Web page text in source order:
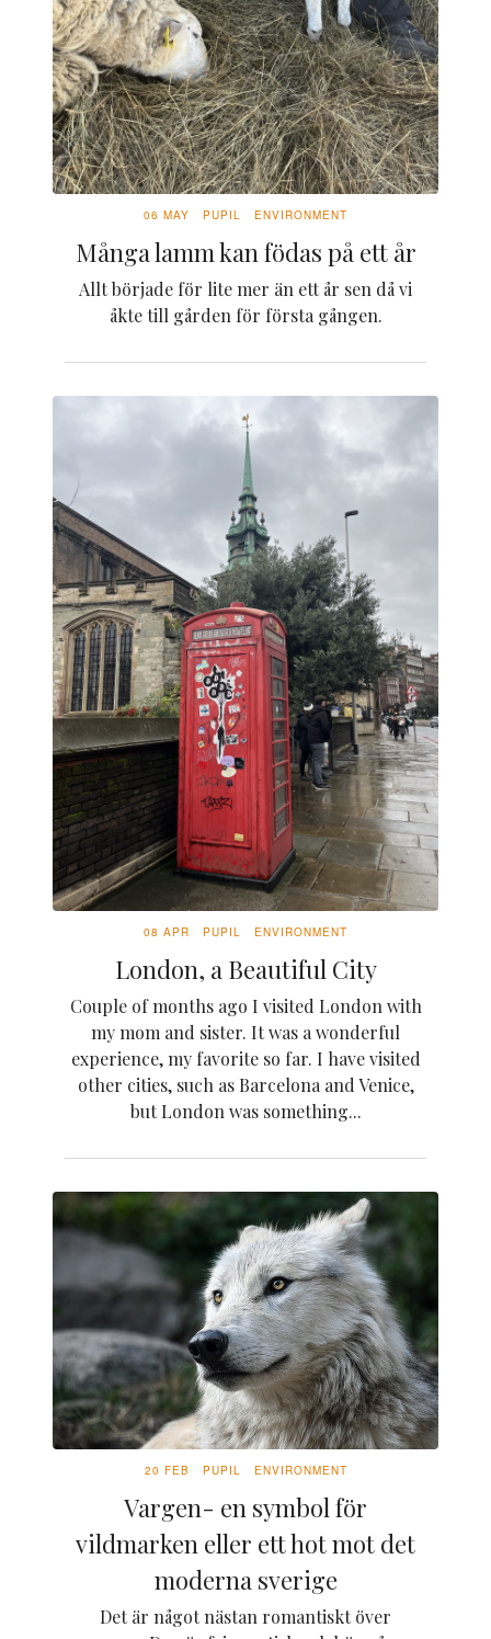
06 MAY PUPIL ENVIRONMENT
Många lamm kan födas på ett år
Allt började för lite mer än ett år sen då vi
åkte till gården för första gången.
08 APR PUPIL ENVIRONMENT
London, a Beautiful City
Couple of months ago I visited London with
my mom and sister. It was a wonderful
experience, my favorite so far. I have visited
other cities, such as Barcelona and Venice,
but London was something...
20 FEB PUPIL ENVIRONMENT
Vargen- en symbol för
vildmarken eller ett hot mot det
moderna sverige
Det är något nästan romantiskt över